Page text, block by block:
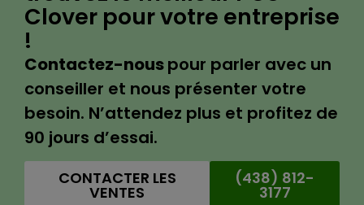
Clover pour votre entreprise
!
Contactez-nouspour parler avec un
conseiller et nous présenter votre
besoin. N’attendez plus et profitez de
90 jours d’essai.
CONTACTER LES
VENTES
(438) 812-
3177